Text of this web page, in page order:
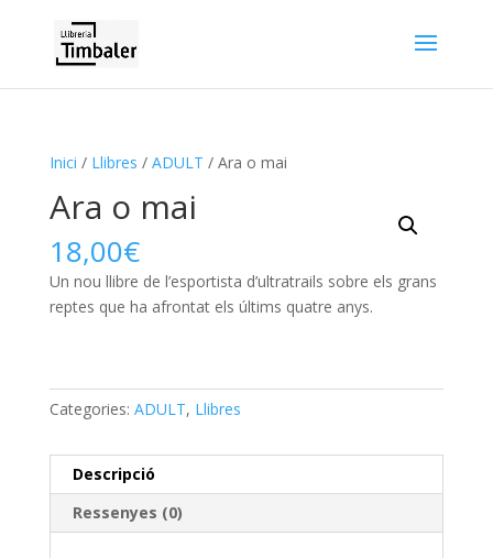
Inici / Llibres / ADULT / Ara o mai
Ara o mai
18,00€
Un nou llibre de l’esportista d’ultratrails sobre els grans
reptes que ha afrontat els últims quatre anys.
Categories: ADULT, Llibres
Descripció
Ressenyes (0)